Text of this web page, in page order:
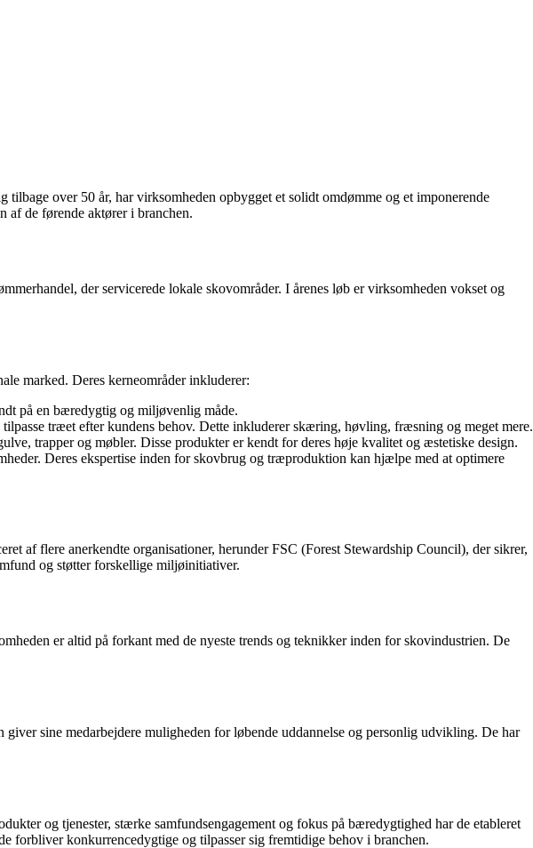
over 50 år, har virksomheden opbygget et solidt omdømme og et imponerende
af ​​de førende aktører i branchen.
der servicerede lokale skovområder. I årenes løb er virksomheden vokset og
marked. Deres kerneområder inkluderer:
på en bæredygtig og miljøvenlig måde.
træet efter kundens behov. Dette inkluderer skæring, høvling, fræsning og meget mere.
trapper og møbler. Disse produkter er kendt for deres høje kvalitet og æstetiske design.
Deres ekspertise inden for skovbrug og træproduktion kan hjælpe med at optimere
af flere anerkendte organisationer, herunder FSC (Forest Stewardship Council), der sikrer,
og støtter forskellige miljøinitiativer.
er altid på forkant med de nyeste trends og teknikker inden for skovindustrien. De
sine medarbejdere muligheden for løbende uddannelse og personlig udvikling. De har
og tjenester, stærke samfundsengagement og fokus på bæredygtighed har de etableret
forbliver konkurrencedygtige og tilpasser sig fremtidige behov i branchen.